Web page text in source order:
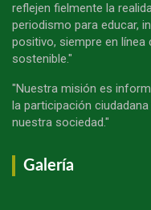
reflejen fielmente la
periodismo para educar,
positivo, siempre en
sostenible."
"Nuestra misión es
la participación
nuestra sociedad."
Galería